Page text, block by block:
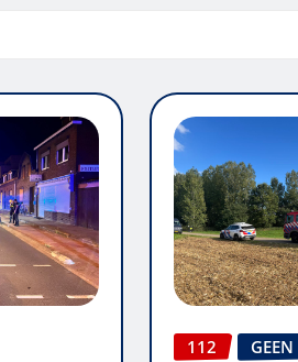
112
GEEN